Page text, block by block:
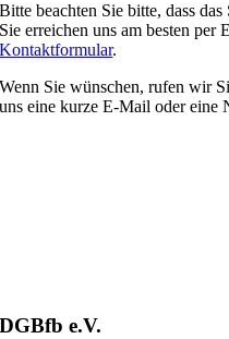
Bitte beachten Sie bitte, dass
Sie erreichen uns am besten per
Kontaktformular.
Wenn Sie wünschen, rufen wir
uns eine kurze E-Mail oder eine
DGBfb e.V.